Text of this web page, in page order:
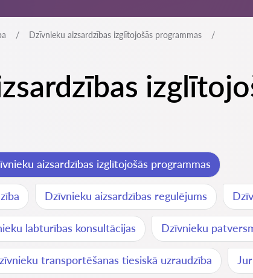
Dzīvnieku aizsardzības izglītojošās programmas
aizsardzības izglītojošās programmas
Dzīvnieku aizsardzības regulējums
labturības konsultācijas Dzīvnieku
transportēšanas tiesiskā uzraudzība